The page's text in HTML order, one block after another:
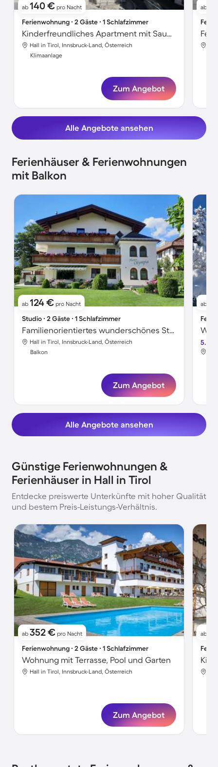
ab 140 € pro Nacht
Ferienwohnung ∙ 2 Gäste ∙ 1 Schlafzimmer
Kinderfreundliches Apartment mit Sauna und Terrasse | Goldenes Dachl-Nähe | Haustiere erlaubt
Hall in Tirol, Innsbruck-Land, Österreich
Klimaanlage
Zum Angebot
ab
Alle Angebote ansehen
Ferienhäuser & Ferienwohnungen
mit Balkon
ab 124 € pro Nacht
Studio ∙ 2 Gäste ∙ 1 Schlafzimmer
Familienorientiertes wunderschönes Studio mit Terrasse und Garten
Hall in Tirol, Innsbruck-Land, Österreich
Balkon
Zum Angebot
ab
5.0
Alle Angebote ansehen
Günstige Ferienwohnungen &
Ferienhäuser in Hall in Tirol
Entdecke preiswerte Unterkünfte mit hoher Qualität
und bestem Preis-Leistungs-Verhältnis.
ab 352 € pro Nacht
Ferienwohnung ∙ 2 Gäste ∙ 1 Schlafzimmer
Wohnung mit Terrasse, Pool und Garten
Hall in Tirol, Innsbruck-Land, Österreich
Zum Angebot
ab